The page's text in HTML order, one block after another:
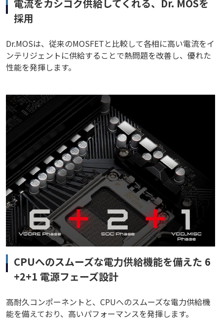
電流をカシコク供給してくれる、Dr. MOSを
採用
Dr.MOSは、従来のMOSFETと比較して各相に高い電流をイ
ンテリジェントに供給することで熱問題を改善し、優れた
性能を発揮します。
CPUへのスムーズな電力供給機能を備えた 6
+2+1 電源フェーズ設計
高耐久コンポーネントと、CPUへのスムーズな電力供給機
能を備えており、高いパフォーマンスを発揮します。